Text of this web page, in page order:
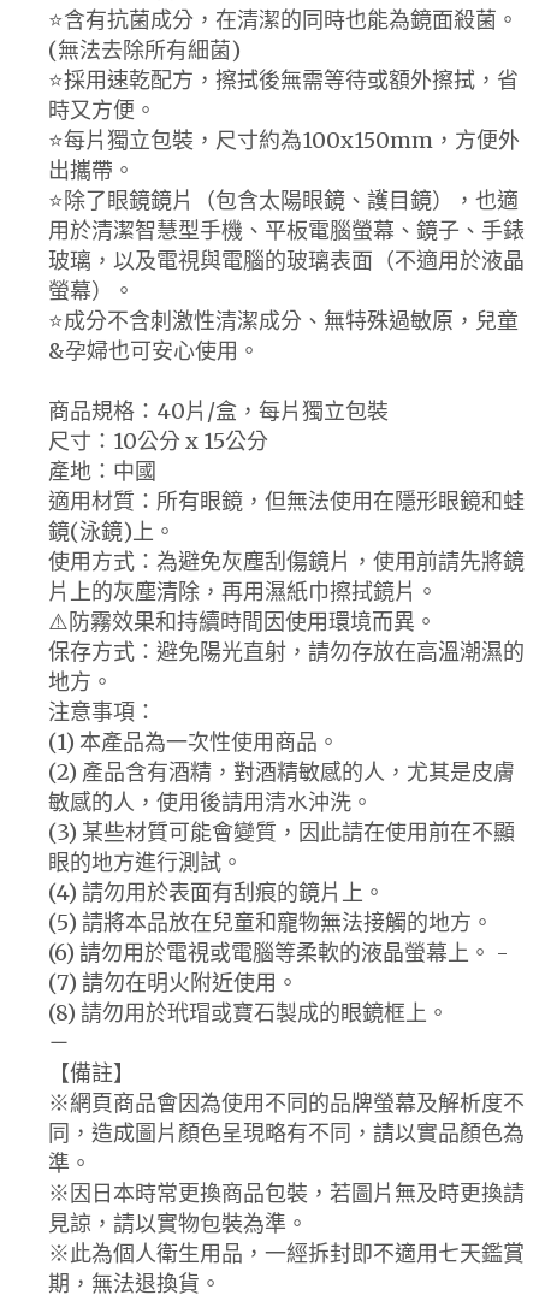
⭐️含有抗菌成分，在清潔的同時也能為鏡面殺菌。
(無法去除所有細菌)
⭐️採用速乾配方，擦拭後無需等待或額外擦拭，省
時又方便。
⭐️每片獨立包裝，尺寸約為100x150mm，方便外
出攜帶。
⭐️除了眼鏡鏡片（包含太陽眼鏡、護目鏡），也適
用於清潔智慧型手機、平板電腦螢幕、鏡子、手錶
玻璃，以及電視與電腦的玻璃表面（不適用於液晶
螢幕）。
⭐️成分不含刺激性清潔成分、無特殊過敏原，兒童
&孕婦也可安心使用。
商品規格：40片/盒，每片獨立包裝
尺寸：10公分 x 15公分
產地：中國
適用材質：所有眼鏡，但無法使用在隱形眼鏡和蛙
鏡(泳鏡)上。
使用方式：為避免灰塵刮傷鏡片，使用前請先將鏡
片上的灰塵清除，再用濕紙巾擦拭鏡片。
⚠️防霧效果和持續時間因使用環境而異。
保存方式：避免陽光直射，請勿存放在高溫潮濕的
地方。
注意事項：
(1) 本產品為一次性使用商品。
(2) 產品含有酒精，對酒精敏感的人，尤其是皮膚
敏感的人，使用後請用清水沖洗。
(3) 某些材質可能會變質，因此請在使用前在不顯
眼的地方進行測試。
(4) 請勿用於表面有刮痕的鏡片上。
(5) 請將本品放在兒童和寵物無法接觸的地方。
(6) 請勿用於電視或電腦等柔軟的液晶螢幕上。 -
(7) 請勿在明火附近使用。
(8) 請勿用於玳瑁或寶石製成的眼鏡框上。
－
【備註】
※網頁商品會因為使用不同的品牌螢幕及解析度不
同，造成圖片顏色呈現略有不同，請以實品顏色為
準。
※因日本時常更換商品包裝，若圖片無及時更換請
見諒，請以實物包裝為準。
※此為個人衛生用品，一經拆封即不適用七天鑑賞
期，無法退換貨。